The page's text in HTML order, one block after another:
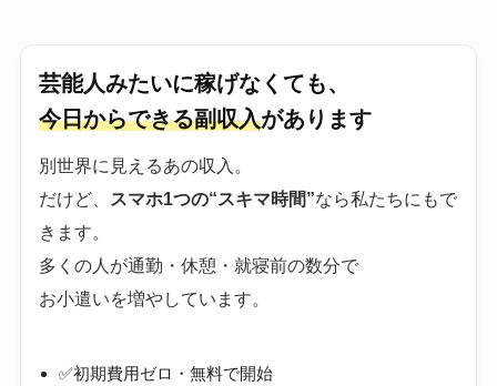
芸能人みたいに稼げなくても、
今日からできる副収入があります
別世界に見えるあの収入。
だけど、
スマホ1つの“スキマ時間”なら私たちにもで
きます。
多くの人が通勤・休憩・就寝前の数分で
お小遣いを増やしています。
✅初期費用ゼロ・無料で開始